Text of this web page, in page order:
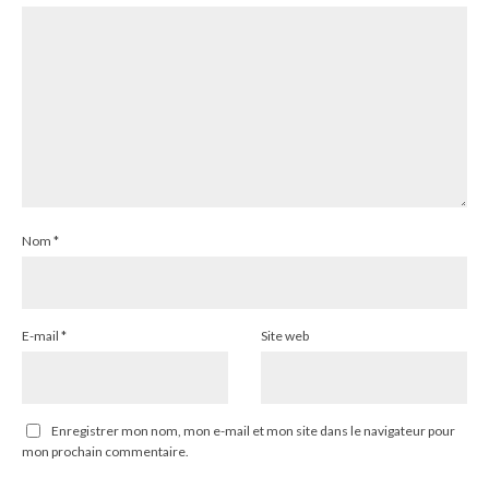
Nom *
E-mail * Site web
Enregistrer mon nom, mon e-mail et mon site dans le navigateur pour
mon prochain commentaire.